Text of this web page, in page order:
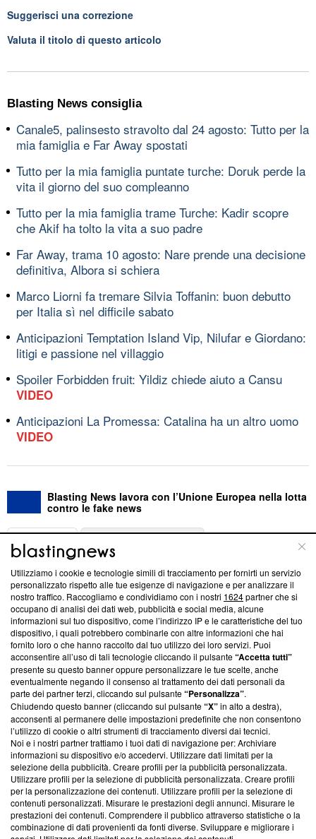
Suggerisci una correzione
Valuta il titolo di questo articolo
Blasting News consiglia
Canale5, palinsesto stravolto dal 24 agosto: Tutto per la
mia famiglia e Far Away spostati
Tutto per la mia famiglia puntate turche: Doruk perde la
vita il giorno del suo compleanno
Tutto per la mia famiglia trame Turche: Kadir scopre
che Akif ha tolto la vita a suo padre
Far Away, trama 10 agosto: Nare prende una decisione
definitiva, Albora si schiera
Marco Liorni fa tremare Silvia Toffanin: buon debutto
per Italia sì nel difficile sabato
Anticipazioni Temptation Island Vip, Nilufar e Giordano:
litigi e passione nel villaggio
Spoiler Forbidden fruit: Yildiz chiede aiuto a Cansu
VIDEO
Anticipazioni La Promessa: Catalina ha un altro uomo
VIDEO
Blasting News lavora con l’Unione Europea nella lotta
contro le fake news
ABOUT
Questa sezione offre informazioni trasparenti su Blasting
News, sui nostri processi editoriali e su come ci impegniamo a
creare news di qualità. Inoltre, afferma la nostra aderenza a
‘Trust Project - News with Integrity’Blasting News non è
ancora membro del programma, ma ha richiesto di farne
parte; Trust Project non ha ancora effettuato una verifica di
conformità agli standard.
Su di noi
Team editoriale
Corporate
Redazione
Informativa Privacy
Cookie Policy
Utilizziamo i cookie e tecnologie simili di tracciamento per fornirti un servizio
personalizzato rispetto alle tue esigenze di navigazione e per analizzare il
nostro traffico. Raccogliamo e condividiamo con i nostri 1624partner che si
occupano di analisi dei dati web, pubblicità e social media, alcune
informazioni sul tuo dispositivo, come l’indirizzo IP e le caratteristiche del tuo
dispositivo, i quali potrebbero combinarle con altre informazioni che hai
fornito loro o che hanno raccolto dal tuo utilizzo dei loro servizi. Puoi
acconsentire all’uso di tali tecnologie cliccando il pulsante“Accetta tutti”
presente su questo banner oppure personalizzare le tue scelte, anche
eventualmente negando il consenso al trattamento dei dati personali da
parte dei partner terzi, cliccando sul pulsante“Personalizza”.
Chiudendo questo banner (cliccando sul pulsante“X”in alto a destra),
acconsenti al permanere delle impostazioni predefinite che non consentono
l’utilizzo di cookie o altri strumenti di tracciamento diversi dai tecnici.
Noi e i nostri partner trattiamo i tuoi dati di navigazione per: Archiviare
informazioni su dispositivo e/o accedervi. Utilizzare dati limitati per la
selezione della pubblicità. Creare profili per la pubblicità personalizzata.
Utilizzare profili per la selezione di pubblicità personalizzata. Creare profili
per la personalizzazione dei contenuti. Utilizzare profili per la selezione di
contenuti personalizzati. Misurare le prestazioni degli annunci. Misurare le
prestazioni dei contenuti. Comprendere il pubblico attraverso statistiche o la
combinazione di dati provenienti da fonti diverse. Sviluppare e migliorare i